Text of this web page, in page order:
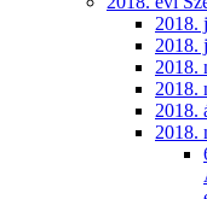
2018.
2018.
2018.
2018.
2018.
2018.